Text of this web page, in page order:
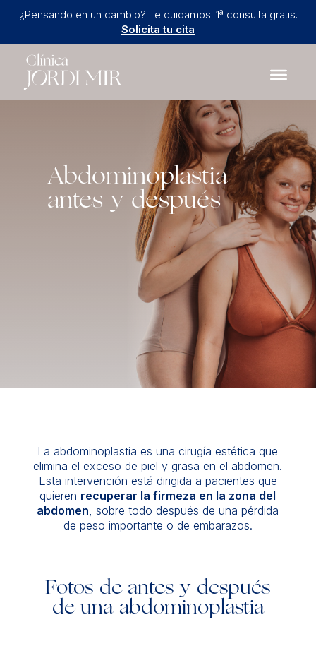
¿Pensando en un cambio? Te cuidamos. 1ª consulta gratis.
Solicita tu cita
Abdominoplastia
antes y después
La abdominoplastia es una cirugía estética que
elimina el exceso de piel y grasa en el abdomen.
Esta intervención está dirigida a pacientes que
quieren recuperar la firmeza en la zona del
abdomen, sobre todo después de una pérdida
de peso importante o de embarazos.
Fotos de antes y después
de una abdominoplastia